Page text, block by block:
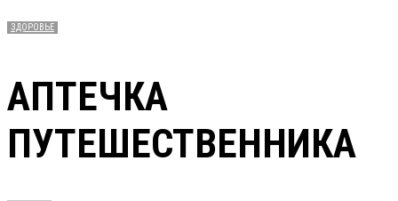
ЗДОРОВЬЕ
АПТЕЧКА
ПУТЕШЕСТВЕННИКА